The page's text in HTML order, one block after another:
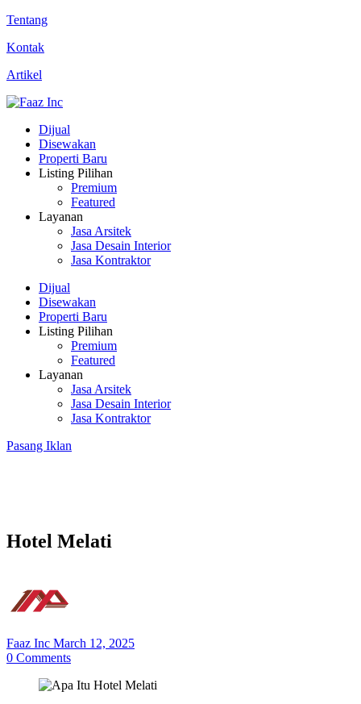
Tentang
Kontak
Artikel
Dijual
Disewakan
Properti Baru
Listing Pilihan
Premium
Featured
Layanan
Jasa Arsitek
Jasa Desain Interior
Jasa Kontraktor
Dijual
Disewakan
Properti Baru
Listing Pilihan
Premium
Featured
Layanan
Jasa Arsitek
Jasa Desain Interior
Jasa Kontraktor
Pasang Iklan
Hotel Melati
Faaz Inc March 12, 2025
0 Comments